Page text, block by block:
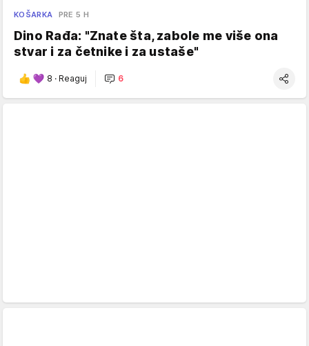
KOŠARKA PRE 5 H
Dino Rađa: "Znate šta, zabole me više ona
stvar i za četnike i za ustaše"
8 · Reaguj 6